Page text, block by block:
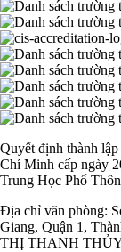
Quyết định thành
Chí Minh cấp ngày
Trung Học Phổ
Địa chỉ văn phòng:
Giang, Quận 1,
THỊ THANH